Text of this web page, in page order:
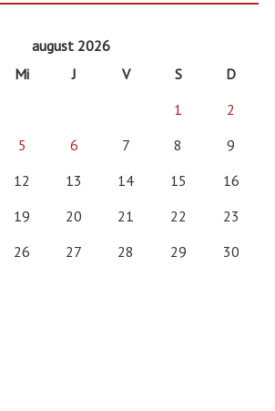
august 2026
Mi J V S
D
1
2
5 6 7 8
9
12 13 14 15
16
19 20 21 22
23
26 27 28 29
30